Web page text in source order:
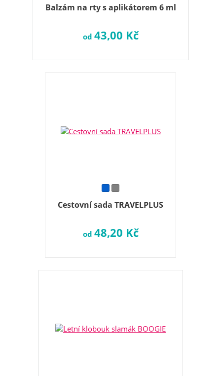
Balzám na rty s aplikátorem 6 ml
od 43,00 Kč
Cestovní sada TRAVELPLUS
od 48,20 Kč